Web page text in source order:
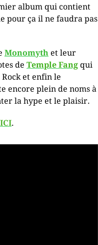
album qui contient
pour ça il ne faudra pas
Monomyth et leur
de Temple Fang qui
et enfin le
encore plein de noms à
la hype et le plaisir.
ICI.